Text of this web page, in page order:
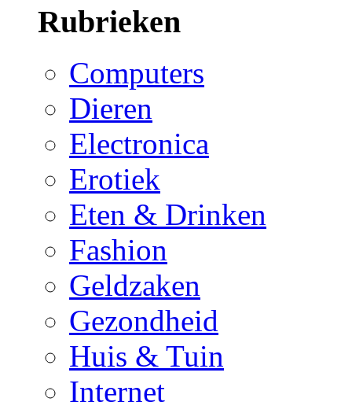
Rubrieken
Computers
Dieren
Electronica
Erotiek
Eten & Drinken
Fashion
Geldzaken
Gezondheid
Huis & Tuin
Internet